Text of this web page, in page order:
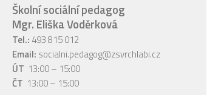
Školní sociální pedagog
Mgr. Eliška Voděrková
Tel.: 493 815 012
Email: socialni.pedagog@zsvrchlabi.cz
ÚT 13:00 – 15:00
ČT 13:00 – 15:00